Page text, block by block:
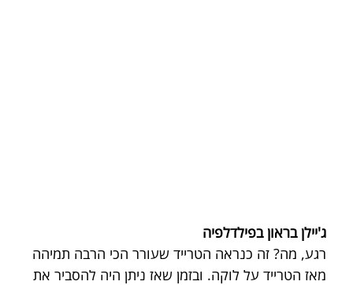
ג'יילן בראון בפילדלפיה
רגע, מה? זה כנראה הטרייד שעורר הכי הרבה תמיהה
מאז הטרייד על לוקה. ובזמן שאז ניתן היה להסביר את